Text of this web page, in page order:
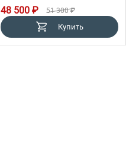
48 500 ₽ 51 300 ₽
Купить